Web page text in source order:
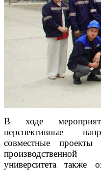
В ходе
перспективные
совместные
университета также